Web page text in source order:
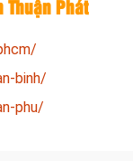
Phát
binh/
phu/